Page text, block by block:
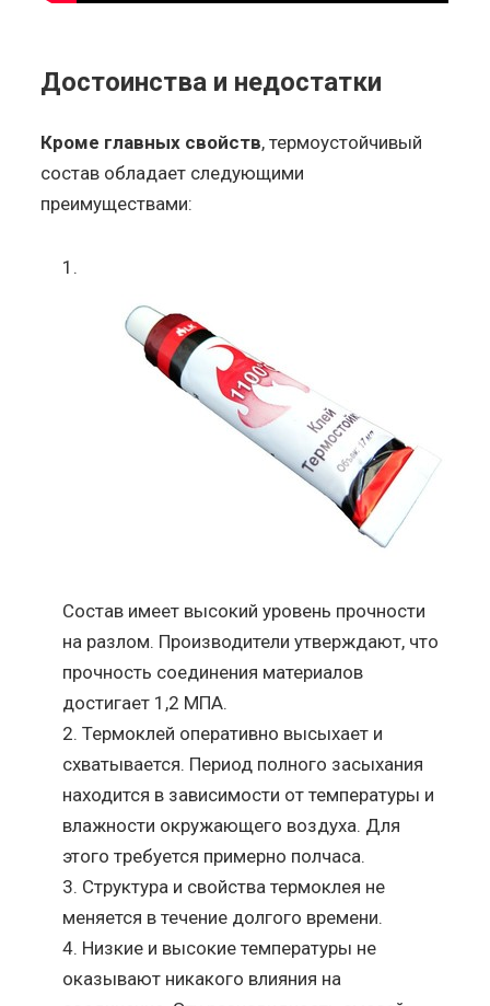
Достоинства и недостатки
Кроме главных свойств, термоустойчивый
состав обладает следующими
преимуществами:
Состав имеет высокий уровень прочности
на разлом. Производители утверждают, что
прочность соединения материалов
достигает 1,2 МПА.
Термоклей оперативно высыхает и
схватывается. Период полного засыхания
находится в зависимости от температуры и
влажности окружающего воздуха. Для
этого требуется примерно полчаса.
Структура и свойства термоклея не
меняется в течение долгого времени.
Низкие и высокие температуры не
оказывают никакого влияния на